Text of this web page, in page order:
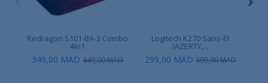
Redragon S101-BA-3 Combo
4in1
349,00 MAD 449,00 MAD
Logitech K270 Sans-fil
(AZERTY,...
299,00 MAD 399,00 MAD